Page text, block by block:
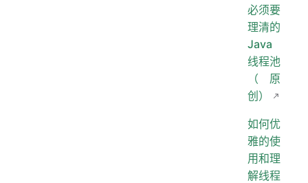
必须要
理清的
Java
线程池
（原
创）
如何优
雅的使
用和理
解线程